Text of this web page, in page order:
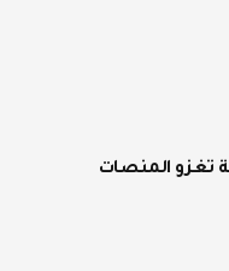
تغزو المنصات